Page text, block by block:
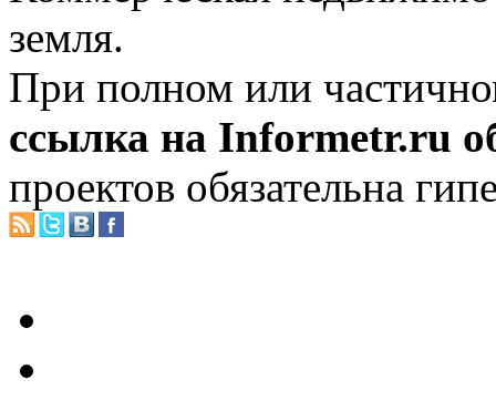
земля.
При полном или
ссылка на Informetr.ru
проектов обязательна